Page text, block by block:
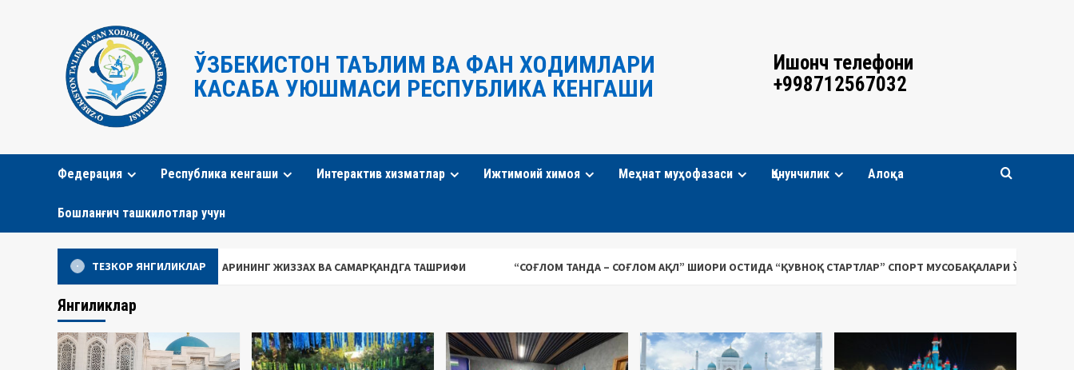
содержимому
ЎЗБЕКИСТОН ТАЪЛИМ ВА ФАН ХОДИМЛАРИ
КАСАБА УЮШМАСИ РЕСПУБЛИКА КЕНГАШИ
Ишонч телефони
+998712567032
Федерация Республика кенгаши Интерактив хизматлар Ижтимоий химоя Меҳнат муҳофазаси Қонунчилик Алоқа
Бошланғич ташкилотлар учун
ТЕЗКОР ЯНГИЛИКЛАР
ТАЪЛИМ ХОДИМЛАРИНИНГ ЖИЗЗАХ ВА САМАРҚАНДГА ТАШРИФИ “СОҒЛОМ ТАНДА – СОҒЛОМ АҚЛ” ШИОРИ ОСТИДА “ҚУВНОҚ СТАРТЛАР” СПОРТ МУСОБАҚАЛАРИ ЎТКАЗИЛДИ
Янгиликлар